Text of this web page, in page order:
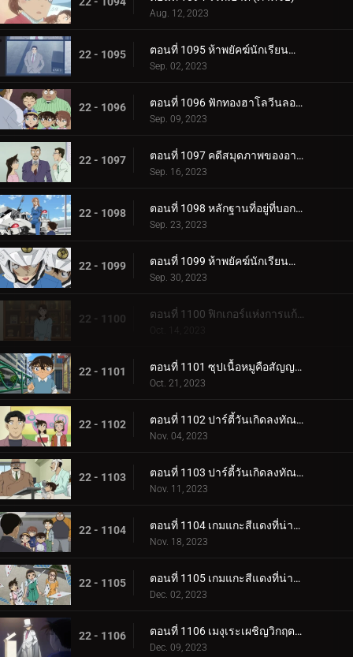
Aug. 12, 2023
22 - 1095 ตอนที่ 1095 ห้าพยัคฆ์นักเรียนตำรวจ Wild Police Story CASE.ดาเตะ วาตารุ
Sep. 02, 2023
22 - 1096 ตอนที่ 1096 ฟักทองฮาโลวีนลอยฟ้า
Sep. 09, 2023
22 - 1097 ตอนที่ 1097 คดีสมุดภาพของอายูมิ ภาค 2
Sep. 16, 2023
22 - 1098 ตอนที่ 1098 หลักฐานที่อยู่ที่บอกไม่ได้
Sep. 23, 2023
22 - 1099 ตอนที่ 1099 ห้าพยัคฆ์นักเรียนตำรวจ Wild Police Story CASE.ฮางิวาระ เคนจิ
Sep. 30, 2023
22 - 1100 ตอนที่ 1100 ฟิกเกอร์แห่งการแก้แค้น
Oct. 14, 2023
22 - 1101 ตอนที่ 1101 ซุปเนื้อหมูคือสัญญาณเดิมพันชีวิต
Oct. 21, 2023
22 - 1102 ตอนที่ 1102 ปาร์ตี้วันเกิดลงทัณฑ์ (ภาคแรก)
Nov. 04, 2023
22 - 1103 ตอนที่ 1103 ปาร์ตี้วันเกิดลงทัณฑ์ (ภาคจบ)
Nov. 11, 2023
22 - 1104 ตอนที่ 1104 เกมแกะสีแดงที่น่าสะพรึงกลัว (ภาคแรก)
Nov. 18, 2023
22 - 1105 ตอนที่ 1105 เกมแกะสีแดงที่น่าสะพรึงกลัว (ภาคจบ)
Dec. 02, 2023
22 - 1106 ตอนที่ 1106 เมงุเระเผชิญวิกฤตชีวิตตำรวจ
Dec. 09, 2023